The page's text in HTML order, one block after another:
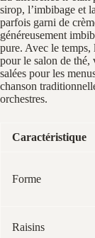
sirop, l’imbibage et
parfois garni de
généreusement
pure. Avec le temps,
pour le salon de thé,
salées pour les
chanson
orchestres.
Caractéristique
Forme
Raisins